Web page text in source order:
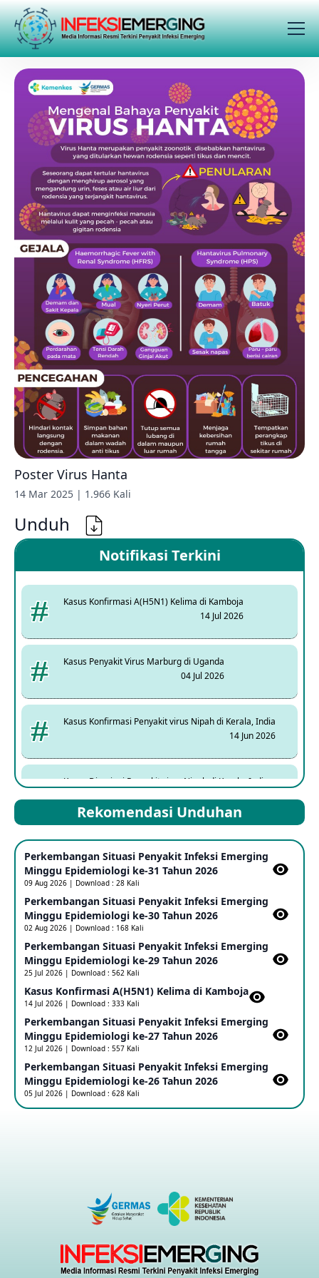
Poster Virus Hanta
14 Mar 2025 | 1.966 Kali
Unduh
Notifikasi Terkini
Kasus Konfirmasi A(H5N1) Kelima di Kamboja
14 Jul 2026
Kasus Penyakit Virus Marburg di Uganda
04 Jul 2026
Kasus Konfirmasi Penyakit virus Nipah di Kerala, India
14 Jun 2026
Kasus Dicurigai Penyakit virus Nipah di Kerala, India
Mpox Clade 1b di Taiwan
25 May 2026
Update Informasi PHEIC Penyakit Ebola
23 May 2026
Penetapan Outbreak Penyakit Ebola di RD Kongo dan
Uganda Sebagai PHEIC
17 May 2026
Outbreak Penyakti Ebola di RD Kongo
16 May 2026
Kasus Konfirmasi A(H5NN6) di Cina
Penyakit virus Hanta di Kapal Pesiar Keberangkatan
Argentina
Rekomendasi Unduhan
Perkembangan Situasi Penyakit Infeksi Emerging
Minggu Epidemiologi ke-31 Tahun 2026
09 Aug 2026 | Download : 28 Kali
Perkembangan Situasi Penyakit Infeksi Emerging
Minggu Epidemiologi ke-30 Tahun 2026
02 Aug 2026 | Download : 168 Kali
Perkembangan Situasi Penyakit Infeksi Emerging
Minggu Epidemiologi ke-29 Tahun 2026
25 Jul 2026 | Download : 562 Kali
Kasus Konfirmasi A(H5N1) Kelima di Kamboja​
14 Jul 2026 | Download : 333 Kali
Perkembangan Situasi Penyakit Infeksi Emerging
Minggu Epidemiologi ke-27 Tahun 2026
12 Jul 2026 | Download : 557 Kali
Perkembangan Situasi Penyakit Infeksi Emerging
Minggu Epidemiologi ke-26 Tahun 2026
05 Jul 2026 | Download : 628 Kali